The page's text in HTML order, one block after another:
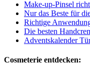
Make-up-Pinsel
Nur das Beste für
Richtige
Die besten
Adventskalender
Cosmeterie entdecken: